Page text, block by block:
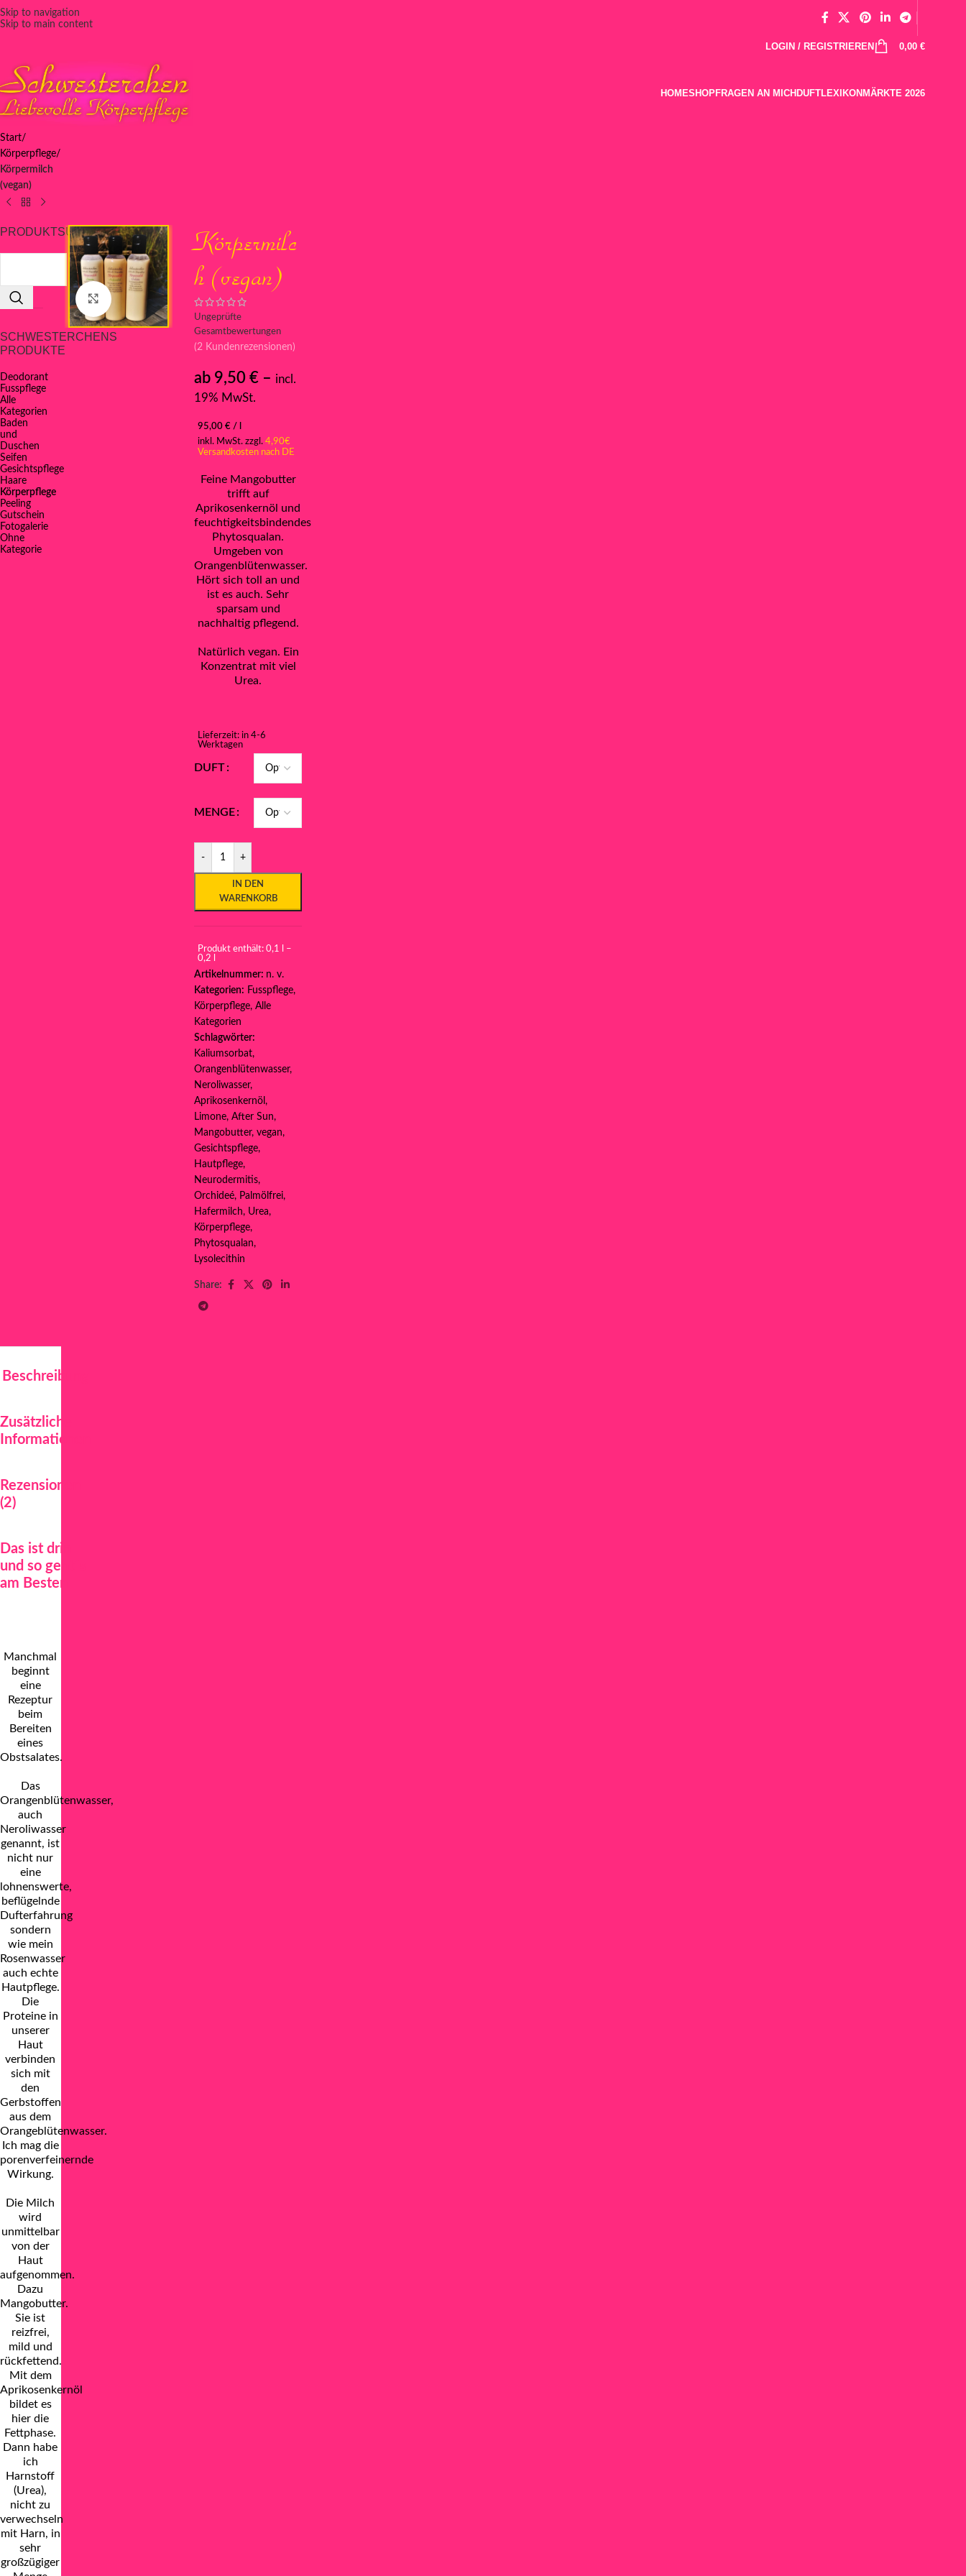
Skip to navigation
Skip to main content
LOGIN / REGISTRIEREN 0,00 €
HOMESHOPFRAGEN AN MICH DUFTLEXIKON MÄRKTE 2026
Start
Körperpflege
Körpermilch
(vegan)
PRODUKTSUCHE
SCHWESTERCHENS
PRODUKTE
Deodorant
Fusspflege
Alle
Kategorien
Baden
und
Duschen
Seifen
Gesichtspflege
Haare
Körperpflege
Peeling
Gutschein
Fotogalerie
Ohne
Kategorie
Click to enlarge
Körpermilc
h (vegan)
Ungeprüfte
Gesamtbewertungen
(2 Kundenrezensionen)
ab 9,50 € – incl.
19% MwSt.
95,00 € /
inkl. MwSt. zzgl. 4,90€
Versandkosten nach DE
Feine Mangobutter
trifft auf
Aprikosenkernöl und
feuchtigkeitsbindendes
Phytosqualan.
Umgeben von
Orangenblütenwasser.
Hört sich toll an und
ist es auch. Sehr
sparsam und
nachhaltig pflegend.
Natürlich vegan. Ein
Konzentrat mit viel
Urea.
Lieferzeit: in 4-6
Werktagen
DUFT
MENGE
- +
IN DEN
WARENKORB
Produkt enthält: 0,1
–
0,2
Artikelnummer: n. v.
Kategorien: Fusspflege,
Körperpflege, Alle
Kategorien
Schlagwörter:
Kaliumsorbat,
Orangenblütenwasser,
Neroliwasser,
Aprikosenkernöl ,
Limone, After Sun,
Mangobutter, vegan,
Gesichtspflege,
Hautpflege,
Neurodermitis,
Orchideé, Palmölfrei,
Hafermilch, Urea,
Körperpflege,
Phytosqualan,
Lysolecithin
Share:
Beschreibung
Zusätzliche
Informationen
Rezensionen
(2)
Das ist drin
und so geht´s
am Besten
Manchmal
beginnt
eine
Rezeptur
beim
Bereiten
eines
Obstsalates.
Das
Orangenblütenwasser,
auch
Neroliwasser
genannt, ist
nicht nur
eine
lohnenswerte,
beflügelnde
Dufterfahrung
sondern
wie mein
Rosenwasser
auch echte
Hautpflege.
Die
Proteine in
unserer
Haut
verbinden
sich mit
den
Gerbstoffen
aus dem
Orangeblütenwasser.
Ich mag die
porenverfeinernde
Wirkung.
Die Milch
wird
unmittelbar
von der
Haut
aufgenommen.
Dazu
Mangobutter.
Sie ist
reizfrei,
mild und
rückfettend.
Mit dem
Aprikosenkernöl
bildet es
hier die
Fettphase.
Dann habe
ich
Harnstoff
(Urea),
nicht zu
verwechseln
mit Harn, in
sehr
großzügiger